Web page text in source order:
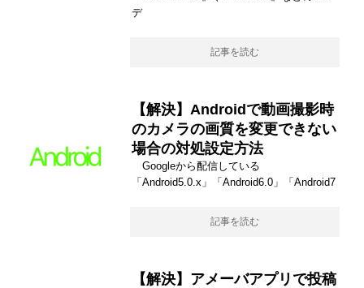
デ
記事を読む
【解決】Androidで動画撮影時
のカメラの画質を変更できない
場合の対処設定方法
Googleから配信している
「Android5.0.x」「Android6.0」「Android7
記事を読む
【解決】アメーバアプリで投稿